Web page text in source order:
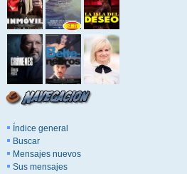
Índice general
Buscar
Mensajes nuevos
Sus mensajes